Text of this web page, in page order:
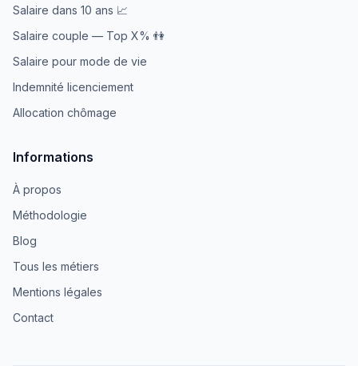
Salaire dans 10 ans 📈
Salaire couple — Top X% 👫
Salaire pour mode de vie
Indemnité licenciement
Allocation chômage
Informations
À propos
Méthodologie
Blog
Tous les métiers
Mentions légales
Contact